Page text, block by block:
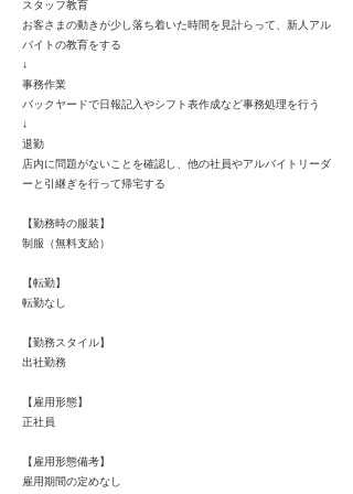
スタッフ教育
お客さまの動きが少し落ち着いた時間を見計らって、新人アル
バイトの教育をする
↓
事務作業
バックヤードで日報記入やシフト表作成など事務処理を行う
↓
退勤
店内に問題がないことを確認し、他の社員やアルバイトリーダ
ーと引継ぎを行って帰宅する
【勤務時の服装】
制服（無料支給）
【転勤】
転勤なし
【勤務スタイル】
出社勤務
【雇用形態】
正社員
【雇用形態備考】
雇用期間の定めなし